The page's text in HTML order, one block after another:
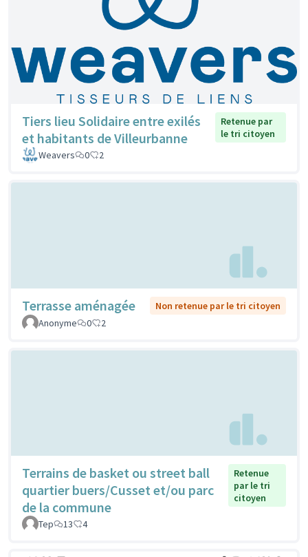
Tiers lieu Solidaire entre exilés
et habitants de Villeurbanne
Retenue par
le tri citoyen
Weavers
0 2
Terrasse aménagée
Non retenue par le tri citoyen
Anonyme
0 2
Terrains de basket ou street ball
quartier buers/Cusset et/ou parc
de la commune
Retenue
par le tri
citoyen
Tep 13 4